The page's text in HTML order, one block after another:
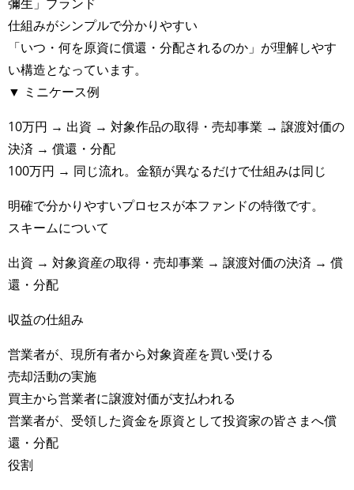
仕組みがシンプルで分かりやすい
「いつ・何を原資に償還・分配されるのか」が理解しやす
い構造となっています。
▼ ミニケース例
10万円 → 出資 → 対象作品の取得・売却事業 → 譲渡対価の
決済 → 償還・分配
100万円 → 同じ流れ。金額が異なるだけで仕組みは同じ
明確で分かりやすいプロセスが本ファンドの特徴です。
スキームについて
出資 → 対象資産の取得・売却事業 → 譲渡対価の決済 → 償
還・分配
収益の仕組み
営業者が、現所有者から対象資産を買い受ける
売却活動の実施
買主から営業者に譲渡対価が支払われる
営業者が、受領した資金を原資として投資家の皆さまへ償
還・分配
役割